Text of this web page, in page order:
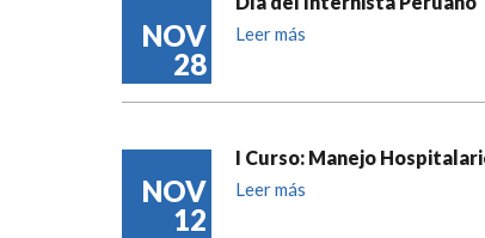
NOV
28
Leer más
NOV
12
I Curso: Manejo
Leer más